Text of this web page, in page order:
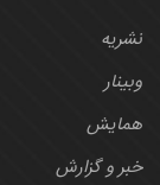
نشریه
وبینار
همایش
خبر و گزارش